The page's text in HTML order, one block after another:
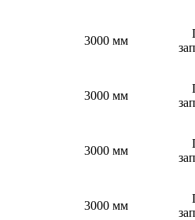
3000 мм
3000 мм
3000 мм
3000 мм